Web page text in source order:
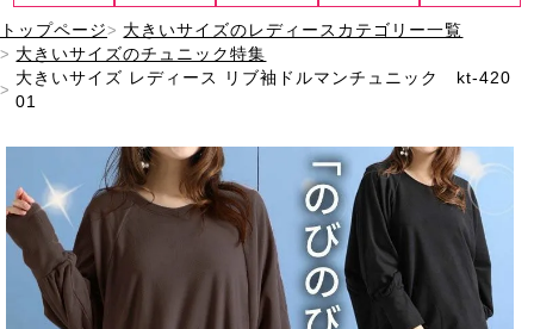
トップページ
大きいサイズのレディースカテゴリー一覧
大きいサイズのチュニック特集
大きいサイズ レディース リブ袖ドルマンチュニック kt-420
01